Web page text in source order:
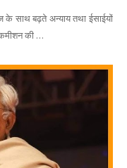
के साथ बढ़ते अन्याय तथा ईसाईयों
की …